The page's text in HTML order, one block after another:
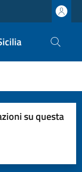
su questa